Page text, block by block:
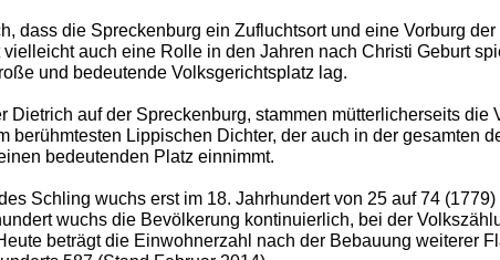
dass die Spreckenburg ein Zufluchtsort und eine Vorburg
vielleicht auch eine Rolle in den Jahren nach Christi Geburt
und bedeutende Volksgerichtsplatz lag.
Dietrich auf der Spreckenburg, stammen mütterlicherseits die
berühmtesten Lippischen Dichter, der auch in der gesamten
bedeutenden Platz einnimmt.
Schling wuchs erst im 18. Jahrhundert von 25 auf 74 (1779)
wuchs die Bevölkerung kontinuierlich, bei der
beträgt die Einwohnerzahl nach der Bebauung weiterer